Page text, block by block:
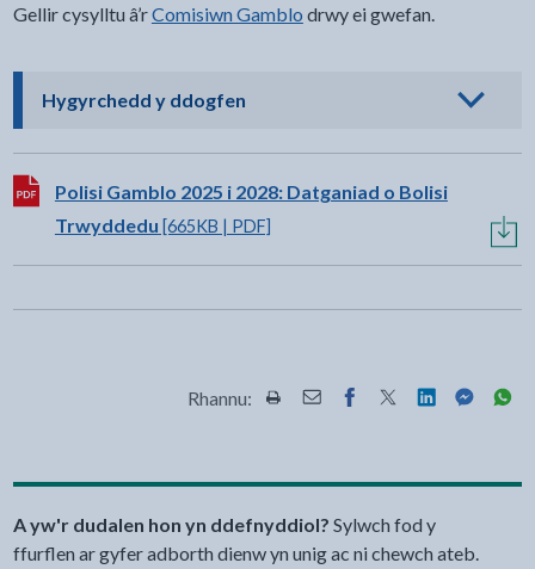
Gellir cysylltu â’rComisiwn Gamblo drwy ei gwefan.
Hygyrchedd y ddogfen- cliciwch i weld opsiynau
Lawrlwytho:
Polisi Gamblo 2025 i 2028: Datganiad o Bolisi
Trwyddedu [665KB | PDF]
Rhannu: Rhannwch y dudalen hon wrth
Rhannwch y dudalen hon
Rhannwch y dudalen
Rhannwch y
Rhannwch y
A yw'r dudalen hon yn ddefnyddiol? Sylwch fod y
ffurflen ar gyfer adborth dienw yn unig ac ni chewch ateb.